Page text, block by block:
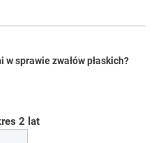
sprawie zwałów płaskich?
2 lat